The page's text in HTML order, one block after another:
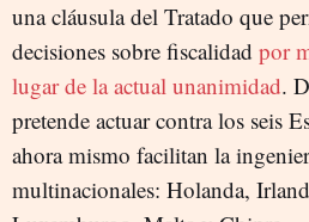
una cláusula del Tratado que
decisiones sobre fiscalidad por
lugar de la actual unanimidad.
pretende actuar contra los seis
ahora mismo facilitan la
multinacionales: Holanda,